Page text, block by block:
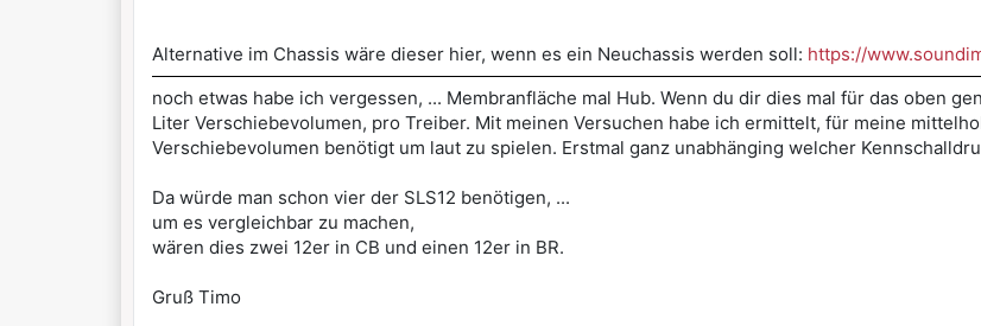
Alternative im Chassis wäre dieser hier, wenn es ein Neuchassis werden soll: https://
noch etwas habe ich vergessen, ... Membranfläche mal Hub. Wenn du dir dies mal für das oben
Liter Verschiebevolumen, pro Treiber. Mit meinen Versuchen habe ich ermittelt, für meine
Verschiebevolumen benötigt um laut zu spielen. Erstmal ganz unabhänging welcher
Da würde man schon vier der SLS12 benötigen, ...
um es vergleichbar zu machen,
wären dies zwei 12er in CB und einen 12er in BR.
Gruß Timo